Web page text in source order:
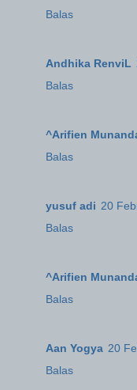
Balas
Andhika RenviL
Balas
^Arifien
Balas
yusuf adi 20
Balas
^Arifien
Balas
Aan Yogya 20
Balas